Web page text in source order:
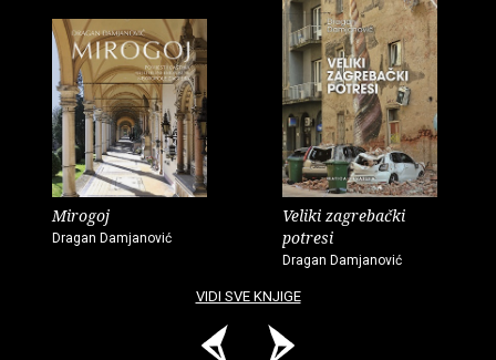
Mirogoj
Dragan Damjanović
Veliki zagrebački
potresi
Dragan Damjanović
VIDI SVE KNJIGE